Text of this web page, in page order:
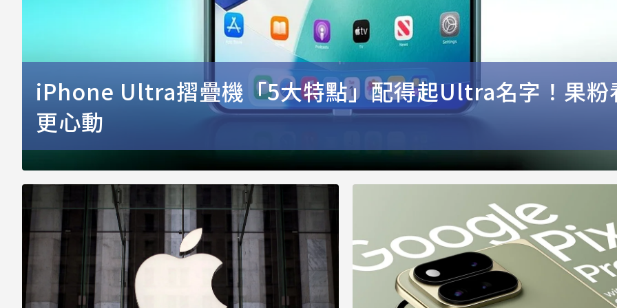
iPhone Ultra摺疊機「5大特點」配得起Ultra名字！果粉
更心動